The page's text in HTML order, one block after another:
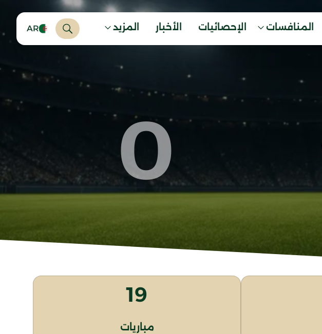
المنافسات الإحصائيات الأخبار المزيد AR
0
19
مباريات